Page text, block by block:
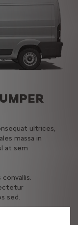
ultrices,
massa in
at sem
sed.